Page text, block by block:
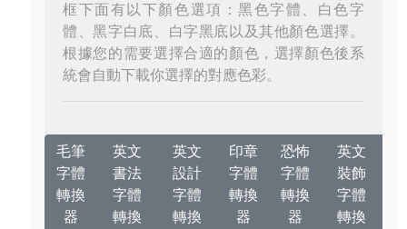
框下面有以下顏色選項：黑色字體、白色字
體、黑字白底、白字黑底以及其他顏色選擇。
根據您的需要選擇合適的顏色，選擇顏色後系
統會自動下載你選擇的對應色彩。
毛筆
字體
轉換
器
英文
書法
字體
轉換
英文
設計
字體
轉換
印章
字體
轉換
器
恐怖
字體
轉換
器
英文
裝飾
字體
轉換